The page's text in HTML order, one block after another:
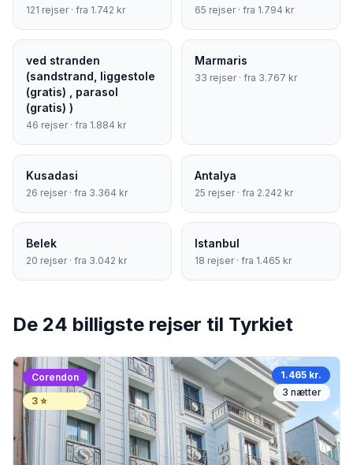
121 rejser · fra 1.742 kr 65 rejser · fra 1.794 kr
ved stranden
(sandstrand, liggestole
(gratis) , parasol
(gratis) )
46 rejser · fra 1.884 kr
Marmaris
33 rejser · fra 3.767 kr
Kusadasi
26 rejser · fra 3.364 kr
Antalya
25 rejser · fra 2.242 kr
Belek
20 rejser · fra 3.042 kr
Istanbul
18 rejser · fra 1.465 kr
De 24 billigste rejser til Tyrkiet
Corendon
3 ⭐
1.465 kr.
3 nætter